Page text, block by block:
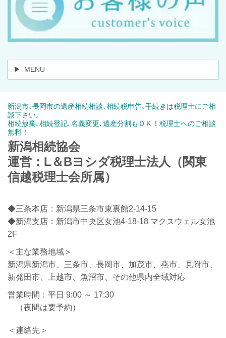
MENU
新潟市､長岡市の遺産相続相談､相続税申告､手続きは税理士にご相
談下さい。
相続放棄､相続登記､名義変更､遺産分割もＯＫ！税理士へのご相談
無料！
新潟相続協会
運営：L＆Bヨシダ税理士法人（関東
信越税理士会所属）
◆三条本店：新潟県三条市東裏館2-14-15
◆新潟支店：新潟市中央区女池4-18-18 マクスウェル女池
2F
＜主な業務地域＞
新潟県新潟市、三条市、長岡市、加茂市、燕市、見附市、
新発田市、上越市、魚沼市、その他県内全域対応
営業時間：平日 9:00 ～ 17:30
（夜間は要予約）
＜連絡先＞